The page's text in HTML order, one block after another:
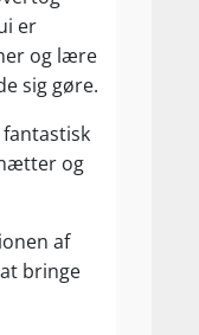
er
og lære
sig gøre.
og
af
bringe